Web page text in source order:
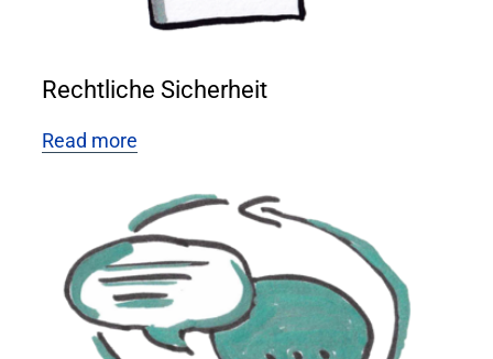
Rechtliche Sicherheit
Read more